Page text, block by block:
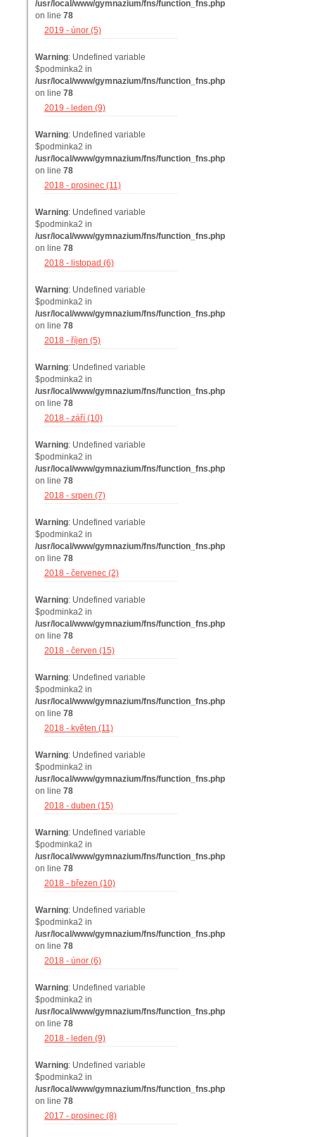
/usr/local/www/gymnazium/fns/function_fns.php
on line 78
2019 - únor (5)
Warning: Undefined variable
$podminka2 in
/usr/local/www/gymnazium/fns/function_fns.php
on line 78
2019 - leden (9)
Warning: Undefined variable
$podminka2 in
/usr/local/www/gymnazium/fns/function_fns.php
on line 78
2018 - prosinec (11)
Warning: Undefined variable
$podminka2 in
/usr/local/www/gymnazium/fns/function_fns.php
on line 78
2018 - listopad (6)
Warning: Undefined variable
$podminka2 in
/usr/local/www/gymnazium/fns/function_fns.php
on line 78
2018 - říjen (5)
Warning: Undefined variable
$podminka2 in
/usr/local/www/gymnazium/fns/function_fns.php
on line 78
2018 - září (10)
Warning: Undefined variable
$podminka2 in
/usr/local/www/gymnazium/fns/function_fns.php
on line 78
2018 - srpen (7)
Warning: Undefined variable
$podminka2 in
/usr/local/www/gymnazium/fns/function_fns.php
on line 78
2018 - červenec (2)
Warning: Undefined variable
$podminka2 in
/usr/local/www/gymnazium/fns/function_fns.php
on line 78
2018 - červen (15)
Warning: Undefined variable
$podminka2 in
/usr/local/www/gymnazium/fns/function_fns.php
on line 78
2018 - květen (11)
Warning: Undefined variable
$podminka2 in
/usr/local/www/gymnazium/fns/function_fns.php
on line 78
2018 - duben (15)
Warning: Undefined variable
$podminka2 in
/usr/local/www/gymnazium/fns/function_fns.php
on line 78
2018 - březen (10)
Warning: Undefined variable
$podminka2 in
/usr/local/www/gymnazium/fns/function_fns.php
on line 78
2018 - únor (6)
Warning: Undefined variable
$podminka2 in
/usr/local/www/gymnazium/fns/function_fns.php
on line 78
2018 - leden (9)
Warning: Undefined variable
$podminka2 in
/usr/local/www/gymnazium/fns/function_fns.php
on line 78
2017 - prosinec (8)